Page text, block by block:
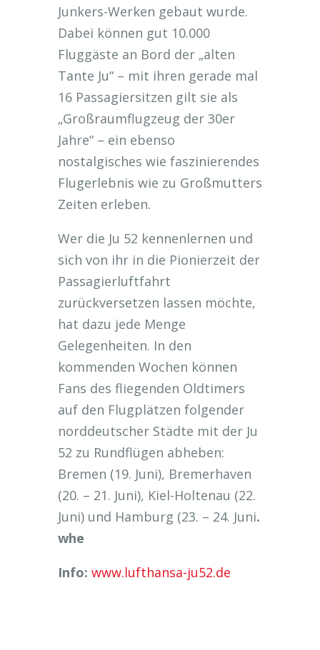
Junkers-Werken gebaut wurde.
Dabei können gut 10.000
Fluggäste an Bord der „alten
Tante Ju“ – mit ihren gerade mal
16 Passagiersitzen gilt sie als
„Großraumflugzeug der 30er
Jahre“ – ein ebenso
nostalgisches wie faszinierendes
Flugerlebnis wie zu Großmutters
Zeiten erleben.
Wer die Ju 52 kennenlernen und
sich von ihr in die Pionierzeit der
Passagierluftfahrt
zurückversetzen lassen möchte,
hat dazu jede Menge
Gelegenheiten. In den
kommenden Wochen können
Fans des fliegenden Oldtimers
auf den Flugplätzen folgender
norddeutscher Städte mit der Ju
52 zu Rundflügen abheben:
Bremen (19. Juni), Bremerhaven
(20. – 21. Juni), Kiel-Holtenau (22.
Juni) und Hamburg (23. – 24. Juni.
whe
Info: www.lufthansa-ju52.de